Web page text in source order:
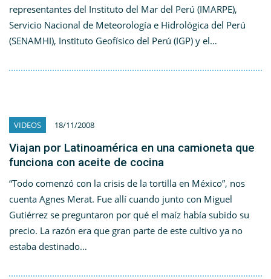
representantes del Instituto del Mar del Perú (IMARPE),
Servicio Nacional de Meteorología e Hidrológica del Perú
(SENAMHI), Instituto Geofísico del Perú (IGP) y el…
VIDEOS 18/11/2008
Viajan por Latinoamérica en una camioneta que
funciona con aceite de cocina
“Todo comenzó con la crisis de la tortilla en México”, nos
cuenta Agnes Merat. Fue allí cuando junto con Miguel
Gutiérrez se preguntaron por qué el maíz había subido su
precio. La razón era que gran parte de este cultivo ya no
estaba destinado…